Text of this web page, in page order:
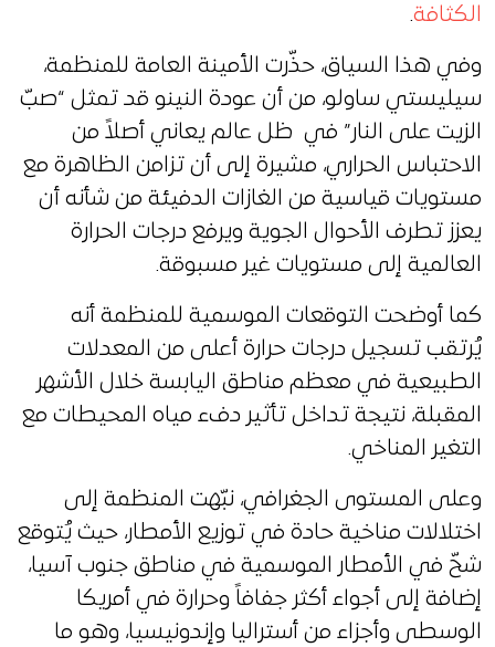
الكثافة.
وفي هذا السياق، حذّرت الأمينة العامة للمنظمة،
سيليستي ساولو، من أن عودة النينو قد تمثل “صبّ
الزيت على النار” في ظل عالم يعاني أصلاً من
الاحتباس الحراري، مشيرة إلى أن تزامن الظاهرة مع
مستويات قياسية من الغازات الدفيئة من شأنه أن
يعزز تطرف الأحوال الجوية ويرفع درجات الحرارة
العالمية إلى مستويات غير مسبوقة.
كما أوضحت التوقعات الموسمية للمنظمة أنه
يُرتقب تسجيل درجات حرارة أعلى من المعدلات
الطبيعية في معظم مناطق اليابسة خلال الأشهر
المقبلة، نتيجة تداخل تأثير دفء مياه المحيطات مع
التغير المناخي.
وعلى المستوى الجغرافي، نبّهت المنظمة إلى
اختلالات مناخية حادة في توزيع الأمطار، حيث يُتوقع
شحّ في الأمطار الموسمية في مناطق جنوب آسيا،
إضافة إلى أجواء أكثر جفافاً وحرارة في أمريكا
الوسطى وأجزاء من أستراليا وإندونيسيا، وهو ما